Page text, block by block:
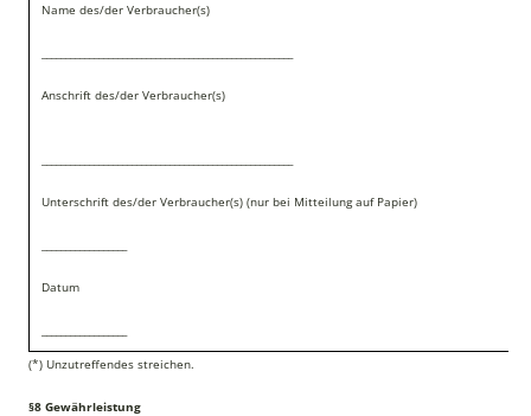
Name des/der Verbraucher(s)
Anschrift des/der Verbraucher(s)
Unterschrift des/der Verbraucher(s) (nur bei Mitteilung auf Papier)
Datum
(*) Unzutreffendes streichen.
§8 Gewährleistung